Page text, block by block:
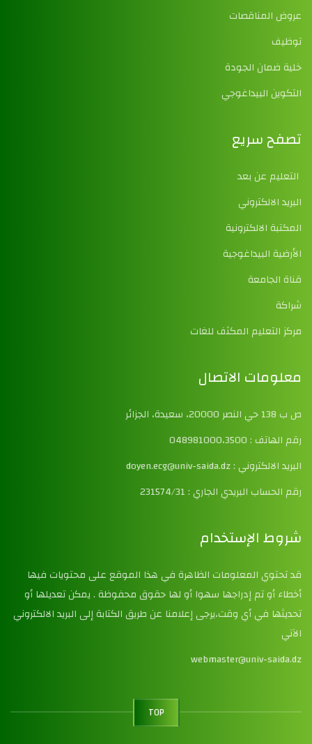
عروض المناقصات
توظيف
خلية ضمان الجودة
التكوين البيداغوجي
تصفح سريع
التعليم عن بعد
البريد الالكتروني
المكتبة الالكترونية
الأرضية البيداغوجية
قناة الجامعة
شراكة
مركز التعليم المكثف للغات
معلومات الاتصال
ص ب 138 حي النصر 20000، سعيدة، الجزائر
رقم الهاتف : 048981000،3500
البريد الالكتروني : doyen.ecg@univ-saida.dz
رقم الحساب البريدي الجاري : 231574/31
شروط الإستخدام
قد تحتوي المعلومات الظاهرة في هذا الموقع على محتويات فيها
أخطاء أو تم إدراجها سهوا أو لها حقوق محفوظة . يمكن تعديلها أو
تحديثها في أي وقت،يرجى إعلامنا عن طريق الكتابة إلى البريد الالكتروني
الآتي
webmaster@univ-saida.dz
TOP